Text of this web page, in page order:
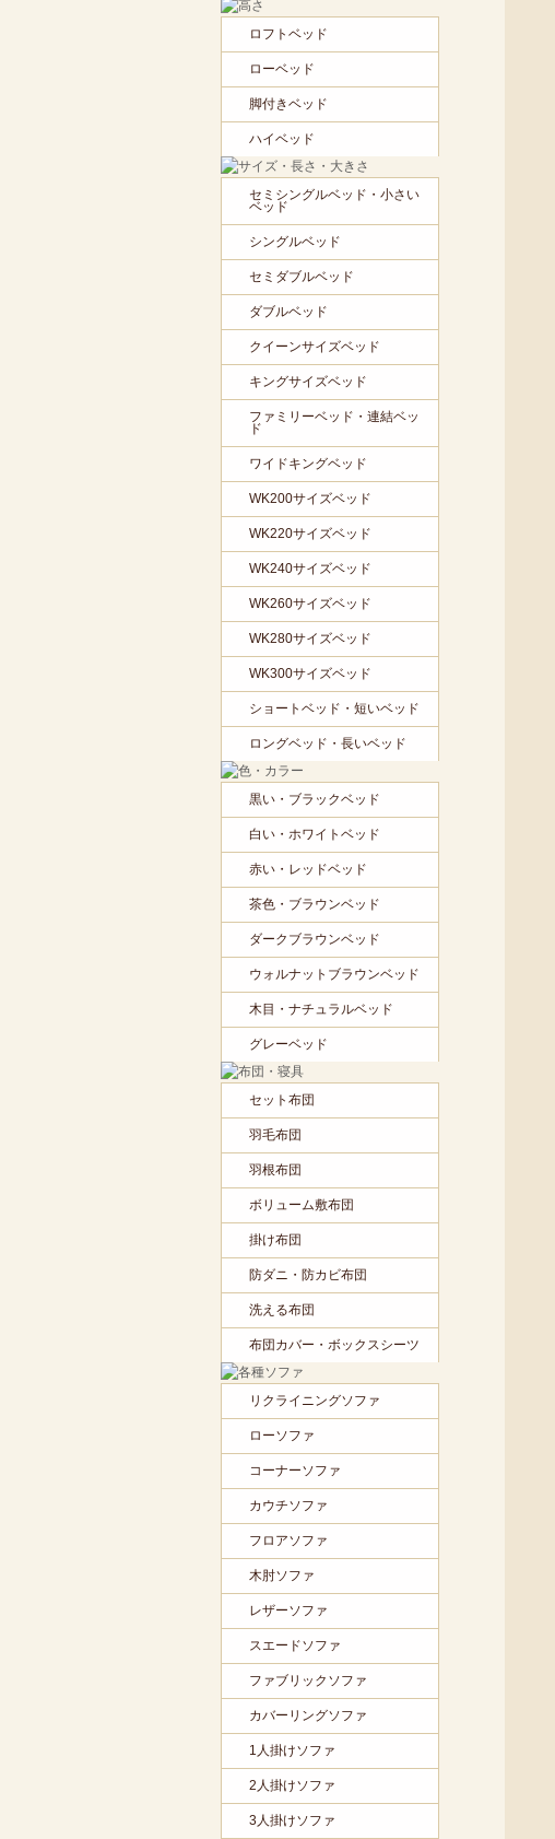
ロフトベッド
ローベッド
脚付きベッド
ハイベッド
セミシングルベッド・小さい
ベッド
シングルベッド
セミダブルベッド
ダブルベッド
クイーンサイズベッド
キングサイズベッド
ファミリーベッド・連結ベッ
ド
ワイドキングベッド
WK200サイズベッド
WK220サイズベッド
WK240サイズベッド
WK260サイズベッド
WK280サイズベッド
WK300サイズベッド
ショートベッド・短いベッド
ロングベッド・長いベッド
黒い・ブラックベッド
白い・ホワイトベッド
赤い・レッドベッド
茶色・ブラウンベッド
ダークブラウンベッド
ウォルナットブラウンベッド
木目・ナチュラルベッド
グレーベッド
セット布団
羽毛布団
羽根布団
ボリューム敷布団
掛け布団
防ダニ・防カビ布団
洗える布団
布団カバー・ボックスシーツ
リクライニングソファ
ローソファ
コーナーソファ
カウチソファ
フロアソファ
木肘ソファ
レザーソファ
スエードソファ
ファブリックソファ
カバーリングソファ
1人掛けソファ
2人掛けソファ
3人掛けソファ